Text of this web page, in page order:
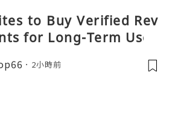
to Buy Verified Rev
for Long-Term Use
2小時前